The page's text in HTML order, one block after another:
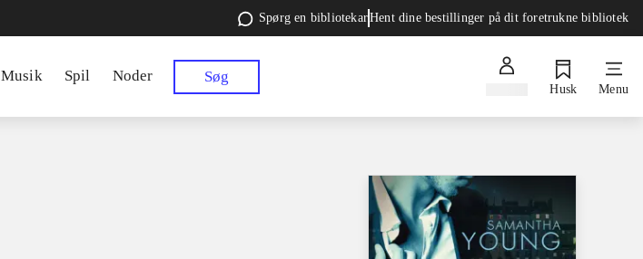
Spørg en bibliotekarHent dine bestillinger på dit foretrukne bibliotek
Musik Spil Noder Søg
Husk Menu